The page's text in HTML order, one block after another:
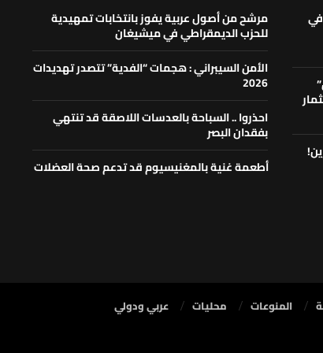
مرشح من أصول عربية يفوز بانتخابات تمهيدية
للحزب الديمقراطي في ميشيغان
الأمن السيبراني : هجمات “الفدية” تتصدر تهديدات
2026
احذروا .. السباحة بالعدسات اللاصقة قد تنتهي
بفقدان البصر
أطعمة غنية بالمغنيسيوم قد تدعم صحة العضلات
المنوعات محليات
⁠عربي ودولي